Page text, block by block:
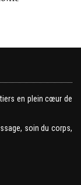
en plein cœur de
soin du corps,